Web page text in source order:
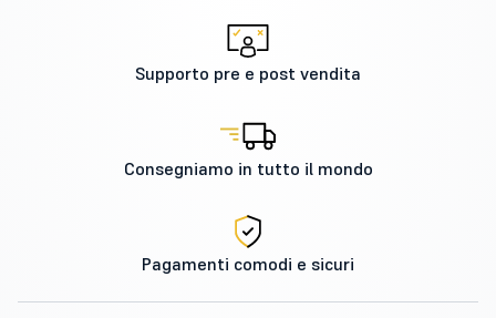
Supporto pre e post vendita
Consegniamo in tutto il mondo
Pagamenti comodi e sicuri